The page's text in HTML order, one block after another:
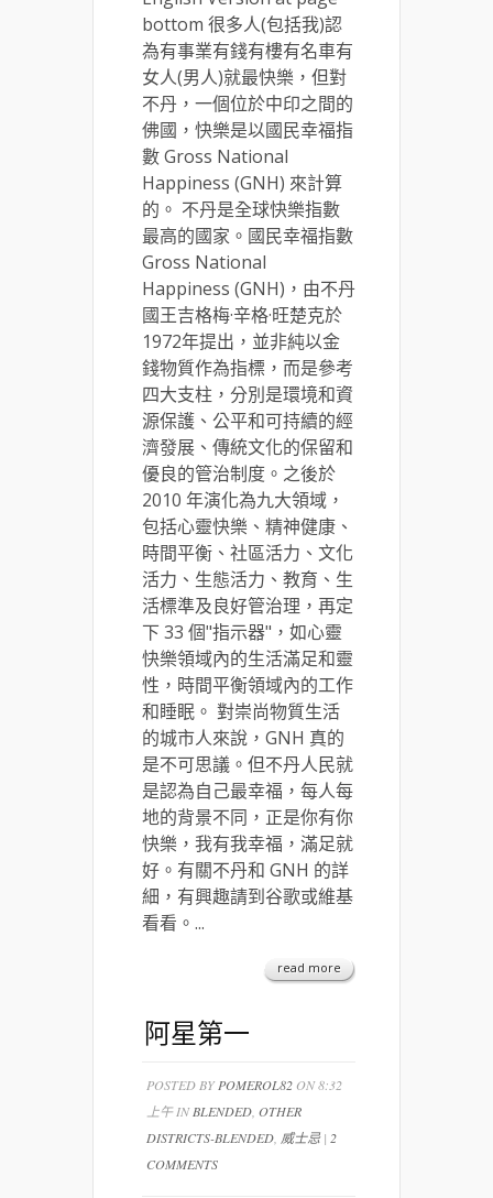
bottom 很多人(包括我)認
為有事業有錢有樓有名車有
女人(男人)就最快樂，但對
不丹，一個位於中印之間的
佛國，快樂是以國民幸福指
數 Gross National
Happiness (GNH) 來計算
的。 不丹是全球快樂指數
最高的國家。國民幸福指數
Gross National
Happiness (GNH)，由不丹
國王吉格梅·辛格·旺楚克於
1972年提出，並非純以金
錢物質作為指標，而是參考
四大支柱，分別是環境和資
源保護、公平和可持續的經
濟發展、傳統文化的保留和
優良的管治制度。之後於
2010 年演化為九大領域，
包括心靈快樂、精神健康、
時間平衡、社區活力、文化
活力、生態活力、教育、生
活標準及良好管治理，再定
下 33 個"指示器"，如心靈
快樂領域內的生活滿足和靈
性，時間平衡領域內的工作
和睡眠。 對崇尚物質生活
的城市人來說，GNH 真的
是不可思議。但不丹人民就
是認為自己最幸福，每人每
地的背景不同，正是你有你
快樂，我有我幸福，滿足就
好。有關不丹和 GNH 的詳
細，有興趣請到谷歌或維基
看看。...
read more
阿星第一
POSTED BY POMEROL82 ON 8:32
上午 INBLENDED OTHER
DISTRICTS-BLENDED 威士忌| 2
COMMENTS